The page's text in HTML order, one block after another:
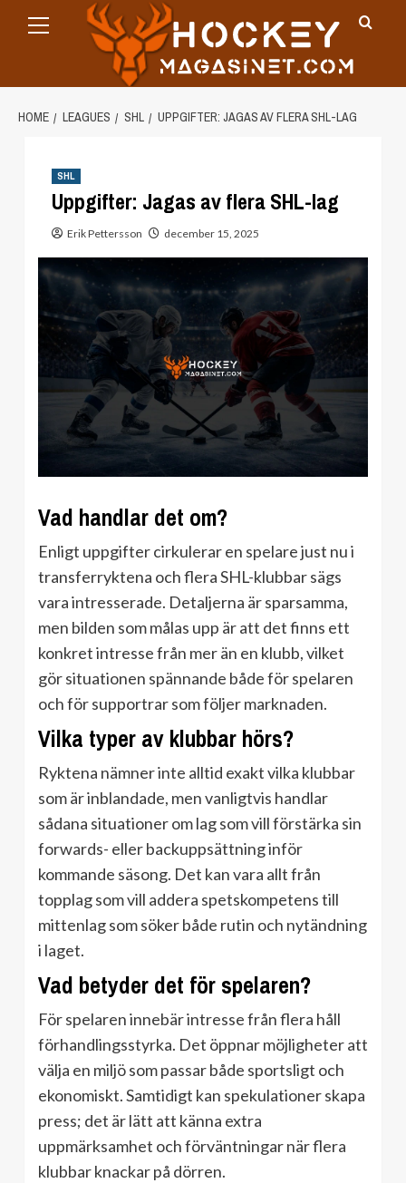
Menu
HOME LEAGUES SHL UPPGIFTER: JAGAS AV FLERA SHL-LAG
SHL
Uppgifter: Jagas av flera SHL-lag
Erik Pettersson december 15, 2025
Vad handlar det om?
Enligt uppgifter cirkulerar en spelare just nu i
transferryktena och flera SHL-klubbar sägs
vara intresserade. Detaljerna är sparsamma,
men bilden som målas upp är att det finns ett
konkret intresse från mer än en klubb, vilket
gör situationen spännande både för spelaren
och för supportrar som följer marknaden.
Vilka typer av klubbar hörs?
Ryktena nämner inte alltid exakt vilka klubbar
som är inblandade, men vanligtvis handlar
sådana situationer om lag som vill förstärka sin
forwards- eller backuppsättning inför
kommande säsong. Det kan vara allt från
topplag som vill addera spetskompetens till
mittenlag som söker både rutin och nytändning
i laget.
Vad betyder det för spelaren?
För spelaren innebär intresse från flera håll
förhandlingsstyrka. Det öppnar möjligheter att
välja en miljö som passar både sportsligt och
ekonomiskt. Samtidigt kan spekulationer skapa
press; det är lätt att känna extra
uppmärksamhet och förväntningar när flera
klubbar knackar på dörren.